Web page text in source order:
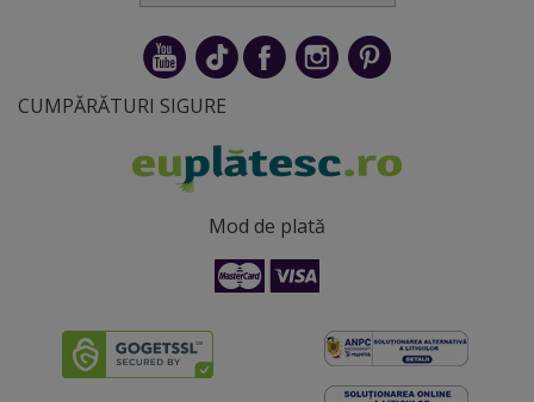
CUMPĂRĂTURI SIGURE
Mod de plată